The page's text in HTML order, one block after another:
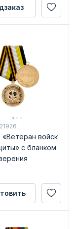
войск
с бланком